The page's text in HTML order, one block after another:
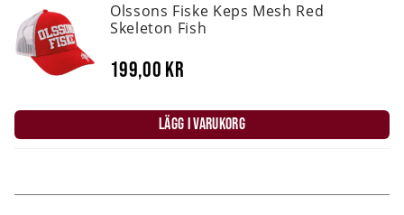
Olssons Fiske Keps Mesh Red
Skeleton Fish
199,00 kr
LÄGG I VARUKORG